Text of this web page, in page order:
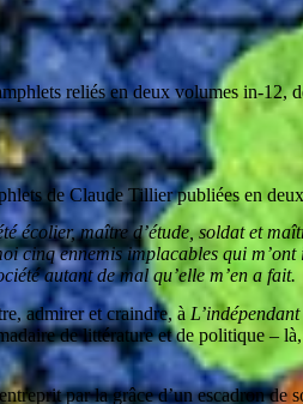
reliés en deux volumes in-12,
de Claude Tillier publiées en
écolier, maître d’étude, soldat et
cinq ennemis implacables qui
autant de mal qu’elle m’en a fait.
admirer et craindre, à L’indépendant
de littérature et de politique –
par la grâce d’un escadron